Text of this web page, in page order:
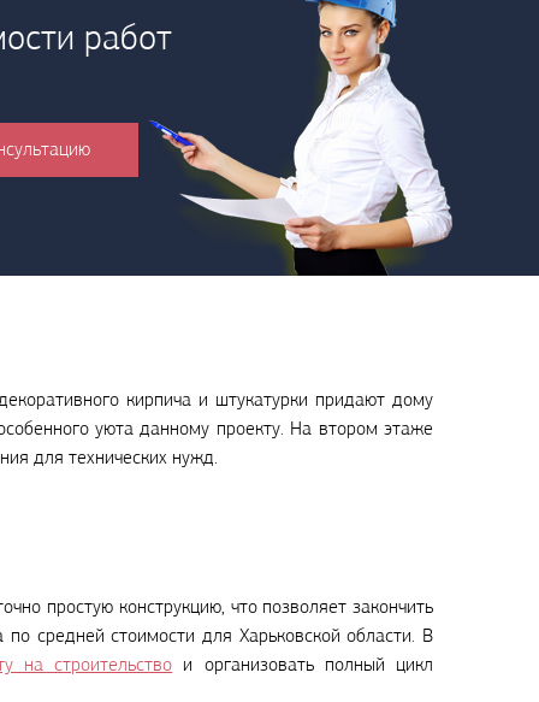
работ
кирпича и штукатурки придают дому
уюта данному проекту. На втором этаже
для технических нужд.
простую конструкцию, что позволяет закончить
по средней стоимости для Харьковской области. В
на строительство и организовать полный цикл